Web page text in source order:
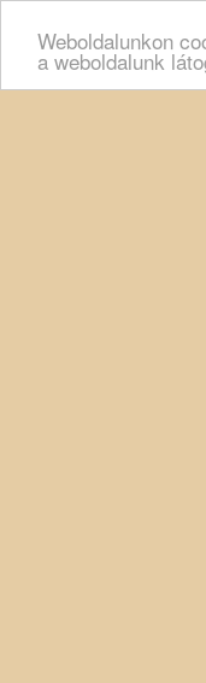
Weboldalunkon
a weboldalunk